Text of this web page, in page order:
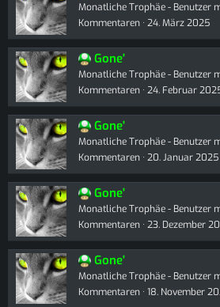
Monatliche Trophäe - Benutzer
Kommentaren 24. März 2025
Gone'
Monatliche Trophäe - Benutzer
Kommentaren 24. Februar
Gone'
Monatliche Trophäe - Benutzer
Kommentaren 20. Januar 2025
Gone'
Monatliche Trophäe - Benutzer
Kommentaren 23. Dezember
Gone'
Monatliche Trophäe - Benutzer
Kommentaren 18. November